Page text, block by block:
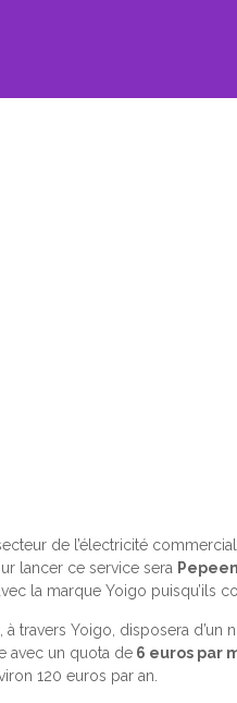
de l’électricité
lancer ce service sera
la marque Yoigo puisqu’ils
à travers Yoigo, disposera
avec un quota de 6 euros par
120 euros par an.